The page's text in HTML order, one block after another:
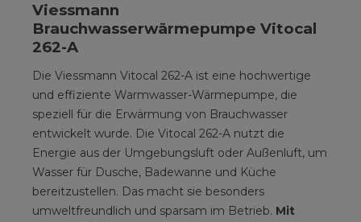
Viessmann
Brauchwasserwärmepumpe Vitocal
262-A
Die Viessmann Vitocal 262-A ist eine hochwertige
und effiziente Warmwasser-Wärmepumpe, die
speziell für die Erwärmung von Brauchwasser
entwickelt wurde. Die Vitocal 262-A nutzt die
Energie aus der Umgebungsluft oder Außenluft, um
Wasser für Dusche, Badewanne und Küche
bereitzustellen. Das macht sie besonders
umweltfreundlich und sparsam im Betrieb. Mit